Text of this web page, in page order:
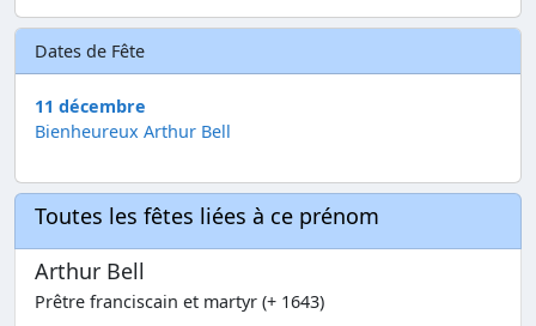
Dates de Fête
11 décembre
Bienheureux Arthur Bell
Toutes les fêtes liées à ce prénom
Arthur Bell
Prêtre franciscain et martyr (+ 1643)